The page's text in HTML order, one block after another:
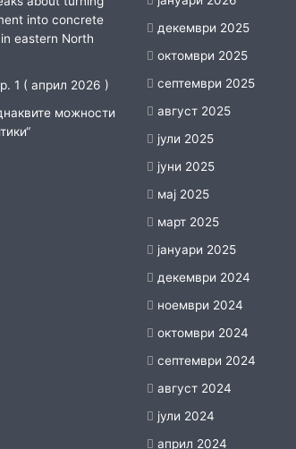
into concrete
eastern North
1 ( април 2026 )
можности
декември 2025
октомври 2025
септември 2025
август 2025
јули 2025
јуни 2025
мај 2025
март 2025
јануари 2025
декември 2024
ноември 2024
октомври 2024
септември 2024
август 2024
јули 2024
април 2024